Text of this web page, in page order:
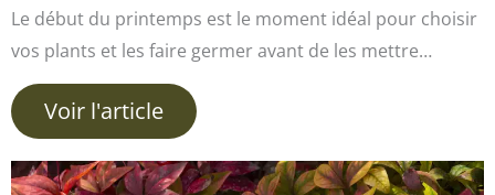
Le début du printemps est le moment idéal pour choisir
vos plants et les faire germer avant de les mettre…
Voir l'article